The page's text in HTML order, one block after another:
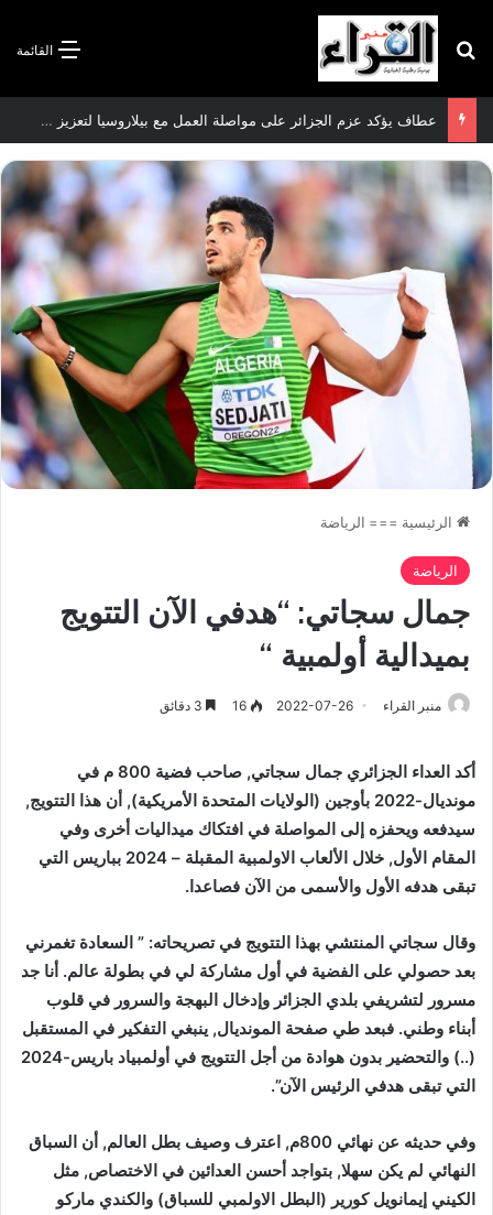
القائمة بحث عن
سعيود يشدد على إلزامية استكمال جميع عمليات تعويض متضرري حرائق الغابات قبل نهاية شهر أوت
الرئيسية === الرياضة
الرياضة
جمال سجاتي: “هدفي الآن التتويج
بميدالية أولمبية “
منبر القراء 2022-07-26
16
أكد العداء الجزائري جمال سجاتي, صاحب فضية 800 م في
مونديال-2022 بأوجين (الولايات المتحدة الأمريكية), أن هذا التتويج,
سيدفعه ويحفزه إلى المواصلة في افتكاك ميداليات أخرى وفي
المقام الأول, خلال الألعاب الاولمبية المقبلة – 2024 بباريس التي
تبقى هدفه الأول والأسمى من الآن فصاعدا.
وقال سجاتي المنتشي بهذا التتويج في تصريحاته: ” السعادة تغمرني
بعد حصولي على الفضية في أول مشاركة لي في بطولة عالم. أنا جد
مسرور لتشريفي بلدي الجزائر وإدخال البهجة والسرور في قلوب
أبناء وطني. فبعد طي صفحة المونديال, ينبغي التفكير في المستقبل
(..) والتحضير بدون هوادة من أجل التتويج في أولمبياد باريس-2024
التي تبقى هدفي الرئيس الآن”.
وفي حديثه عن نهائي 800م, اعترف وصيف بطل العالم, أن السباق
النهائي لم يكن سهلا, بتواجد أحسن العدائين في الاختصاص, مثل
الكيني إيمانويل كورير (البطل الاولمبي للسباق) والكندي ماركو